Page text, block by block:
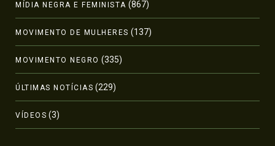
MÍDIA NEGRA E FEMINISTA (867)
MOVIMENTO DE MULHERES (137)
MOVIMENTO NEGRO (335)
ÚLTIMAS NOTÍCIAS (229)
VÍDEOS (3)